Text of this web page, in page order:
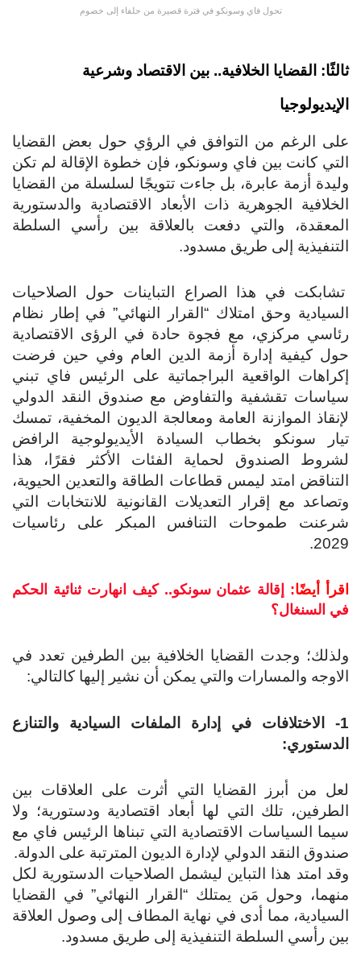
تحول فاي وسونكو في فترة قصيرة من حلفاء إلى خصوم
القضايا الخلافية.. بين الاقتصاد وشرعية
الرغم من التوافق في الرؤي حول بعض القضايا
كانت بين فاي وسونكو، فإن خطوة الإقالة لم تكن
أزمة عابرة، بل جاءت تتويجًا لسلسلة من القضايا
الجوهرية ذات الأبعاد الاقتصادية والدستورية
والتي دفعت بالعلاقة بين رأسي السلطة
إلى طريق مسدود.
في هذا الصراع التباينات حول الصلاحيات
وحق امتلاك “القرار النهائي” في إطار نظام
مركزي، مع فجوة حادة في الرؤى الاقتصادية
كيفية إدارة أزمة الدين العام وفي حين فرضت
الواقعية البراجماتية على الرئيس فاي تبني
تقشفية والتفاوض مع صندوق النقد الدولي
الموازنة العامة ومعالجة الديون المخفية، تمسك
سونكو بخطاب السيادة الأيديولوجية الرافض
الصندوق لحماية الفئات الأكثر فقرًا، هذا
امتد ليمس قطاعات الطاقة والتعدين الحيوية،
مع إقرار التعديلات القانونية للانتخابات التي
طموحات التنافس المبكر على رئاسيات
أيضًا: إقالة عثمان سونكو.. كيف انهارت ثنائية الحكم
السنغال؟
وجدت القضايا الخلافية بين الطرفين تعدد في
والمسارات والتي يمكن أن نشير إليها كالتالي:
1- الاختلافات في إدارة الملفات السيادية والتنازع
من أبرز القضايا التي أثرت على العلاقات بين
تلك التي لها أبعاد اقتصادية ودستورية؛ ولا
السياسات الاقتصادية التي تبناها الرئيس فاي مع
النقد الدولي لإدارة الديون المترتبة على الدولة.
امتد هذا التباين ليشمل الصلاحيات الدستورية لكل
وحول مَن يمتلك “القرار النهائي” في القضايا
مما أدى في نهاية المطاف إلى وصول العلاقة
رأسي السلطة التنفيذية إلى طريق مسدود.